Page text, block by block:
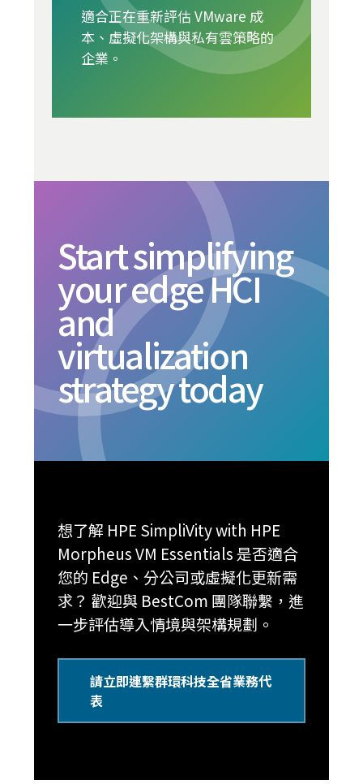
適合正在重新評估 VMware 成
本、虛擬化架構與私有雲策略的
企業。
Start simplifying
your edge HCI
and
virtualization
strategy today
想了解 HPE SimpliVity with HPE
Morpheus VM Essentials 是否適合
您的 Edge、分公司或虛擬化更新需
求？ 歡迎與 BestCom 團隊聯繫，進
一步評估導入情境與架構規劃。
請立即連繫群環科技全省業務代
表